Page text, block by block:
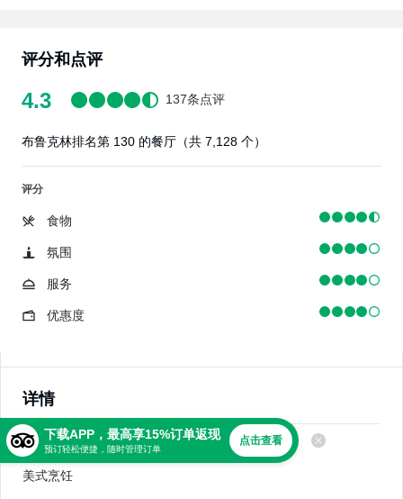
评分和点评
4.3 137条点评
布鲁克林排名第 130 的餐厅（共 7,128 个）
评分
食物
氛围
服务
优惠度
详情
美食
美式烹饪
下载APP，最高享15%订单返现
预订轻松便捷，随时管理订单
点击查看